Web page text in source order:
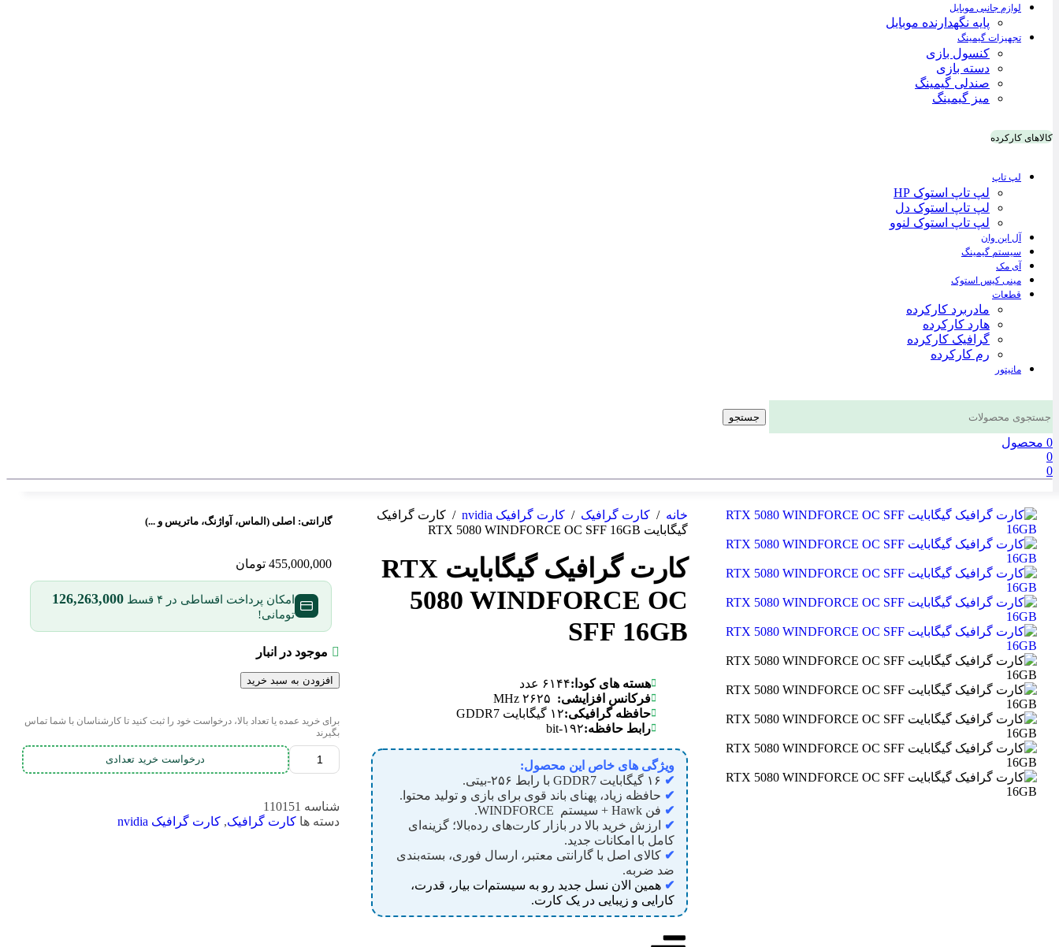
لوازم جانبی موبایل
پایه نگهدارنده موبایل
تجهیزات گیمینگ
کنسول بازی
دسته بازی
صندلی گیمینگ
میز گیمینگ
کالاهای کارکرده
لپ تاپ
لپ تاپ استوک HP
لپ تاپ استوک دل
لپ تاپ استوک لنوو
آل این وان
سیستم گیمینگ
آی مک
مینی کیس استوک
قطعات
مادربرد کارکرده
هارد کارکرده
گرافیک کارکرده
رم کارکرده
مانیتور
جستجو
0 محصول
0
0
خانه / کارت گرافیک / کارت گرافیک nvidia / کارت گرافیک
گیگابایت RTX 5080 WINDFORCE OC SFF 16GB
کارت گرافیک گیگابایت RTX
5080 WINDFORCE OC
SFF 16GB
هسته های کودا:۶۱۴۴ عدد
فرکانس افزایشی:
حافظه گرافیکی:۱۲ گیگابایت GDDR7
رابط حافظه:bit-۱۹۲
ویژگی های خاص این محصول:
✔ ۱۶ گیگابایت GDDR7 با رابط ۲۵۶-بیتی.
✔ حافظه زیاد، پهنای باند قوی برای بازی و تولید محتوا.
✔ فن Hawk + سیستم WINDFORCE.
✔
ارزش خرید بالا در بازار کارت‌های رده‌بالا؛ گزینه‌ای
کامل با امکانات جدید.
✔ کالای اصل با گارانتی معتبر، ارسال فوری، بسته‌بندی
ضد ضربه.
✔ همین الان نسل جدید رو به سیستم‌ات بیار، قدرت،
کارایی و زیبایی در یک کارت.
گارانتی: اصلی (الماس، آواژنگ، ماتریس و ...)
455,000,000 تومان
امکان پرداخت اقساطی در ۴ قسط 126,263,000
تومانی!
موجود در انبار
افزودن به سبد خرید
برای خرید عمده یا تعداد بالا، درخواست خود را ثبت کنید تا کارشناسان با شما تماس
بگیرند
درخواست خرید تعدادی
شناسه 110151
دسته ها کارت گرافیک,کارت گرافیک nvidia